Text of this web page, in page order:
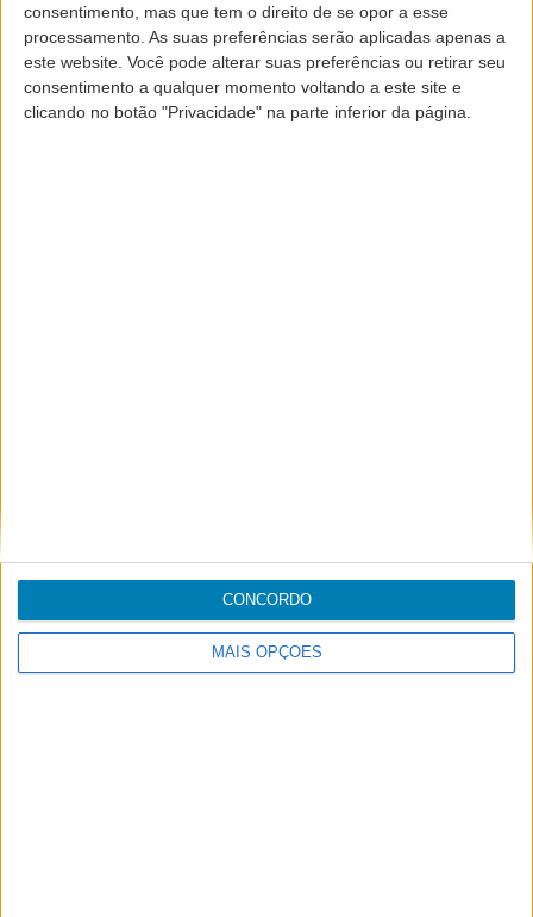
consentimento, mas que tem o direito de se opor a esse
processamento. As suas preferências serão aplicadas apenas a
este website. Você pode alterar suas preferências ou retirar seu
consentimento a qualquer momento voltando a este site e
clicando no botão "Privacidade" na parte inferior da página.
MAIS OPÇÕES
CONCORDO
Assembleia Geral de
Obrigacionistas